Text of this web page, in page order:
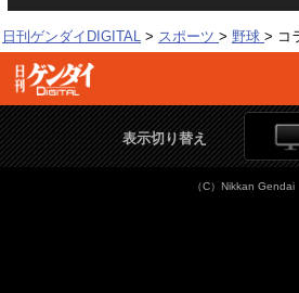
日刊ゲンダイDIGITAL スポーツ 野球 コ
表示切り替え
（C）Nikkan Gendai